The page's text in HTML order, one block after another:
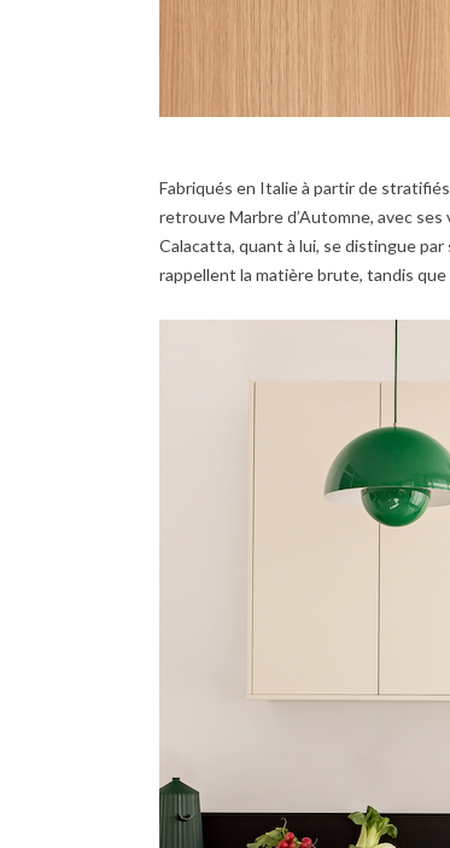
Fabriqués en Italie à partir de
retrouve Marbre d’Automne, avec
Calacatta, quant à lui, se distingue
rappellent la matière brute, tandis